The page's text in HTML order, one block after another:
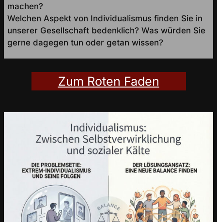
machen?
Welchen Aspekt von Individualismus finden Sie in
unserer Gesellschaft bedenklich? Was würden Sie
gerne dagegen tun oder getan wissen?
Zum Roten Faden